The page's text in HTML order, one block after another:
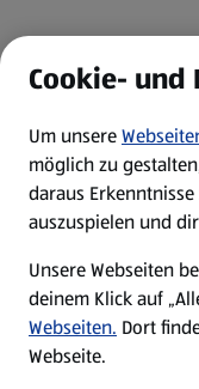
Cookie- und
Um unsere
möglich zu
daraus
auszuspielen und
Unsere Webseiten
deinem Klick auf
Webseiten. Dort
Webseite.